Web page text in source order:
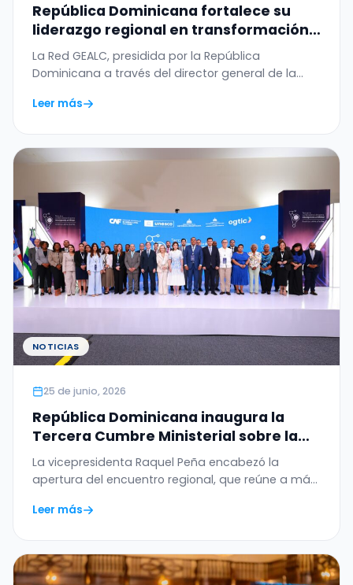
República Dominicana fortalece su
liderazgo regional en transformación
digital con el WSIS Prize 2026 otorgado
a la Red GEALC
La Red GEALC, presidida por la República
Dominicana a través del director general de la
Leer más
NOTICIAS
25 de junio, 2026
República Dominicana inaugura la
Tercera Cumbre Ministerial sobre la
Ética de la Inteligencia Artificial en
América Latina y el Caribe
La vicepresidenta Raquel Peña encabezó la
apertura del encuentro regional, que reúne a más
Leer más